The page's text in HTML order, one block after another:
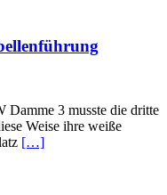
Damme 3 musste die dritte
Weise ihre weiße
[…]